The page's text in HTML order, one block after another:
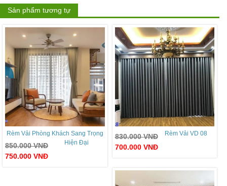
Sản phẩm tương tự
Rèm Vải Phòng Khách Sang Trọng
Hiện Đại
850.000VNĐ
750.000 VNĐ
Rèm Vải VD 08
830.000VNĐ
700.000 VNĐ